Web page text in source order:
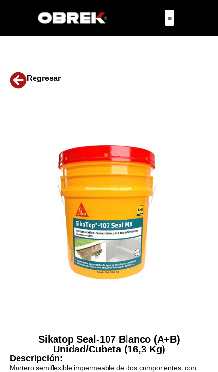
Regresar
Sikatop Seal-107 Blanco (A+B)
Unidad/Cubeta (16,3 Kg)
Descripción:
Mortero semiflexible impermeable de dos componentes, con